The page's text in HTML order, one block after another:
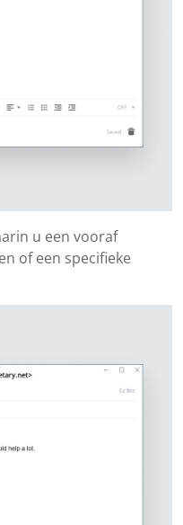
u een vooraf
of een specifieke